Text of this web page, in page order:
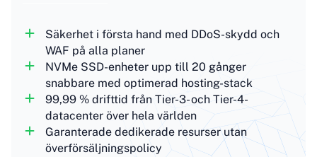
Säkerhet i första hand med DDoS-skydd och
WAF på alla planer
NVMe SSD-enheter upp till 20 gånger
snabbare med optimerad hosting-stack
99,99 % drifttid från Tier-3- och Tier-4-
datacenter över hela världen
Garanterade dedikerade resurser utan
överförsäljningspolicy